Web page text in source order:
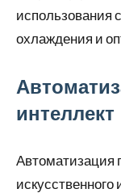
использования
охлаждения и
интеллект
Автоматизация